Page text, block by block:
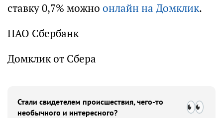
ставку 0,7% можно онлайн на Домклик.
ПАО Сбербанк
Домклик от Сбера
Стали свидетелем происшествия, чего-то
необычного и интересного?